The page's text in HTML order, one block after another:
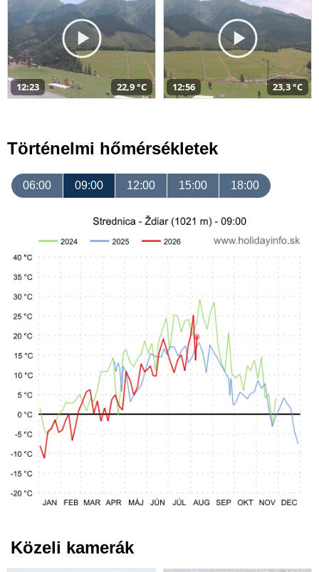
12:23 22,9 °C 12:56 23,3 °C
Történelmi hőmérsékletek
06:00 09:00 12:00 15:00 18:00
Közeli kamerák